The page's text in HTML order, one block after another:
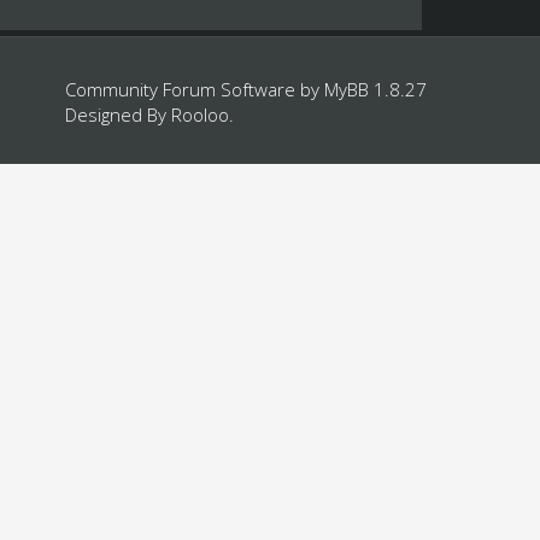
Community Forum Software by MyBB 1.8.27
Designed By Rooloo.